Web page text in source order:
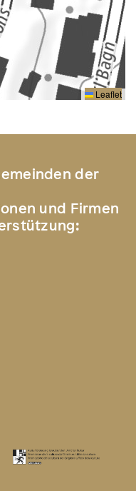
Leaflet
der
und Firmen